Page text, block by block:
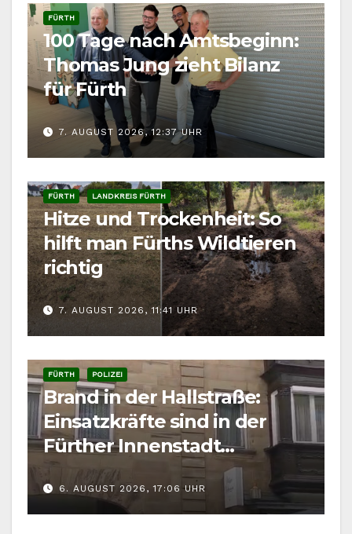
FÜRTH
100 Tage nach Amtsbeginn:
Thomas Jung zieht Bilanz
für Fürth
7. AUGUST 2026, 12:37 UHR
FÜRTH LANDKREIS FÜRTH
Hitze und Trockenheit: So
hilft man Fürths Wildtieren
richtig
7. AUGUST 2026, 11:41 UHR
FÜRTH POLIZEI
Brand in der Hallstraße:
Einsatzkräfte sind in der
Fürther Innenstadt
gefordert
6. AUGUST 2026, 17:06 UHR